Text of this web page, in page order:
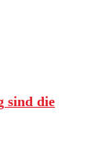
sind die